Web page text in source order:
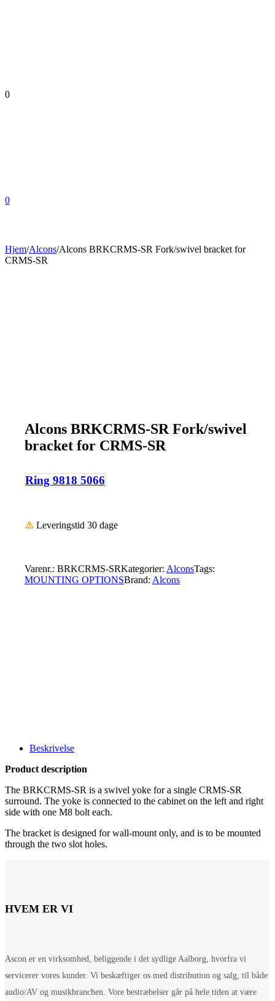
0
0
Hjem/Alcons/Alcons BRKCRMS-SR Fork/swivel bracket for
CRMS-SR
Alcons BRKCRMS-SR Fork/swivel
bracket for CRMS-SR
Ring 9818 5066
⚠️ Leveringstid 30 dage
Varenr.: BRKCRMS-SRKategorier: AlconsTags:
MOUNTING OPTIONSBrand: Alcons
Beskrivelse
Product description
The BRKCRMS-SR is a swivel yoke for a single CRMS-SR
surround. The yoke is connected to the cabinet on the left and right
side with one M8 bolt each.
The bracket is designed for wall-mount only, and is to be mounted
through the two slot holes.
HVEM ER VI
Ascon er en virksomhed, beliggende i det sydlige Aalborg, hvorfra vi
servicerer vores kunder. Vi beskæftiger os med distribution og salg, til både
audio/AV og musikbranchen. Vore bestræbelser går på hele tiden at være